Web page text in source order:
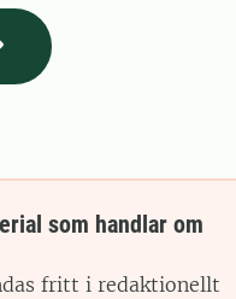
som handlar om
fritt i redaktionellt